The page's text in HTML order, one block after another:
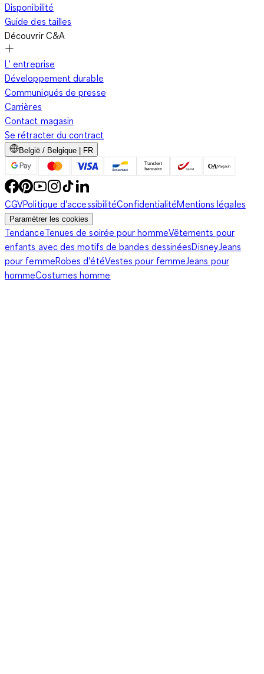
Disponibilité
Guide des tailles
Découvrir C&A
L' entreprise
Développement durable
Communiqués de presse
Carrières
Contact magasin
Se rétracter du contract
België / Belgique | FR
CGVPolitique d’accessibilitéConfidentialitéMentions légales
Paramétrer les cookies
TendanceTenues de soirée pour hommeVêtements pour
enfants avec des motifs de bandes dessinéesDisneyJeans
pour femmeRobes d'étéVestes pour femmeJeans pour
hommeCostumes homme